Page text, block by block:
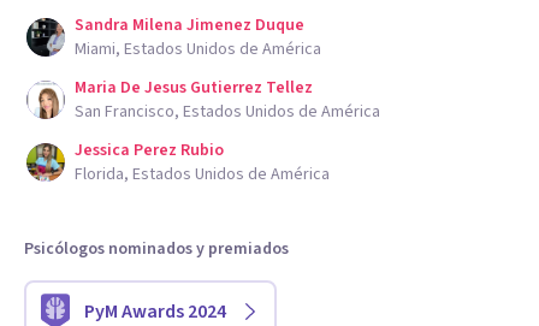
Sandra Milena Jimenez Duque
Miami, Estados Unidos de América
Maria De Jesus Gutierrez Tellez
San Francisco, Estados Unidos de América
Jessica Perez Rubio
Florida, Estados Unidos de América
Psicólogos nominados y premiados
PyM Awards 2024